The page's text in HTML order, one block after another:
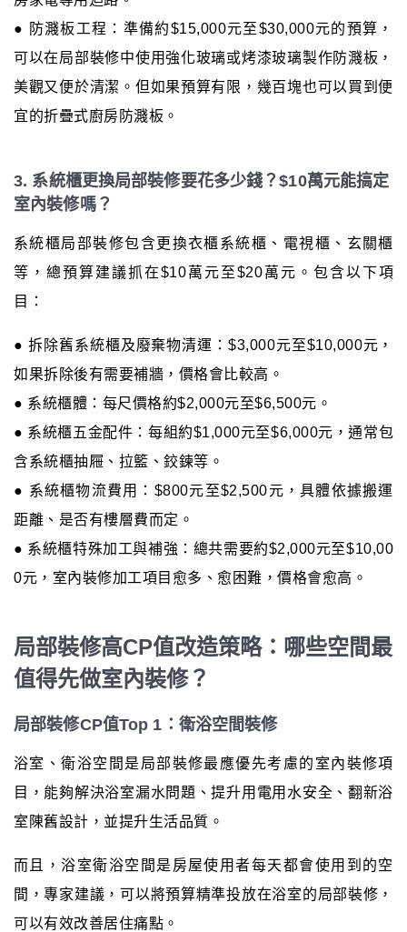
● 防濺板工程：準備約$15,000元至$30,000元的預算，
可以在局部裝修中使用強化玻璃或烤漆玻璃製作防濺板，
美觀又便於清潔。但如果預算有限，幾百塊也可以買到便
宜的折疊式廚房防濺板。
3. 系統櫃更換局部裝修要花多少錢？$10萬元能搞定
室內裝修嗎？
系統櫃局部裝修包含更換衣櫃系統櫃、電視櫃、玄關櫃
等，總預算建議抓在$10萬元至$20萬元。包含以下項
目：
● 拆除舊系統櫃及廢棄物清運：$3,000元至$10,000元，
如果拆除後有需要補牆，價格會比較高。
● 系統櫃體：每尺價格約$2,000元至$6,500元。
● 系統櫃五金配件：每組約$1,000元至$6,000元，通常包
含系統櫃抽屜、拉籃、鉸鍊等。
● 系統櫃物流費用：$800元至$2,500元，具體依據搬運
距離、是否有樓層費而定。
● 系統櫃特殊加工與補強：總共需要約$2,000元至$10,00
0元，室內裝修加工項目愈多、愈困難，價格會愈高。
局部裝修高CP值改造策略：哪些空間最
值得先做室內裝修？
局部裝修CP值Top 1：衛浴空間裝修
浴室、衛浴空間是局部裝修最應優先考慮的室內裝修項
目，能夠解決浴室漏水問題、提升用電用水安全、翻新浴
室陳舊設計，並提升生活品質。
而且，浴室衛浴空間是房屋使用者每天都會使用到的空
間，專家建議，可以將預算精準投放在浴室的局部裝修，
可以有效改善居住痛點。